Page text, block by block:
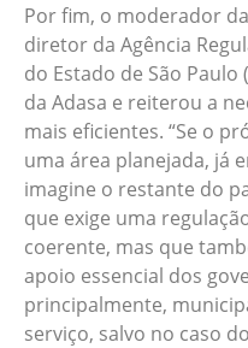
Por fim, o moderador
diretor da Agência
do Estado de São
da Adasa e reiterou a
mais eficientes. “Se o
uma área planejada, já
imagine o restante do
que exige uma
coerente, mas que
apoio essencial dos
principalmente,
serviço, salvo no caso